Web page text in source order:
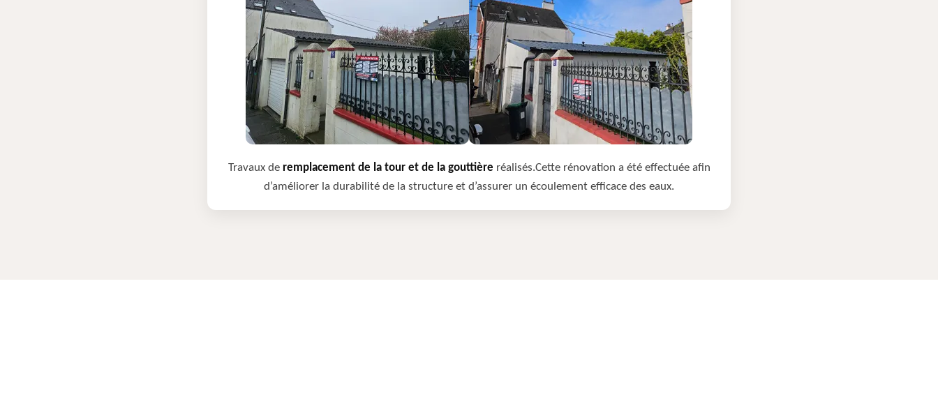
Travaux de remplacement de la tour et de la gouttière réalisés.Cette rénovation a été effectuée afin
d’améliorer la durabilité de la structure et d’assurer un écoulement efficace des eaux.